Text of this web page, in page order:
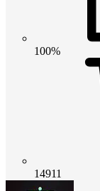
100%
14911